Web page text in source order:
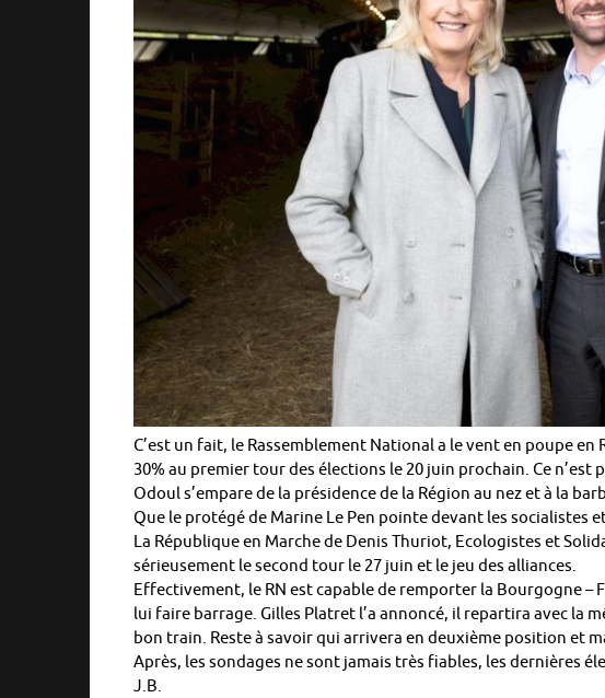
C’est un fait, le Rassemblement National a le vent en poupe
30% au premier tour des élections le 20 juin prochain. Ce
Odoul s’empare de la présidence de la Région au nez et à la
Que le protégé de Marine Le Pen pointe devant les socialistes
La République en Marche de Denis Thuriot, Ecologistes et
sérieusement le second tour le 27 juin et le jeu des alliances.
Effectivement, le RN est capable de remporter la Bourgogne –
lui faire barrage. Gilles Platret l’a annoncé, il repartira avec la
bon train. Reste à savoir qui arrivera en deuxième position et
Après, les sondages ne sont jamais très fiables, les dernières
J.B.